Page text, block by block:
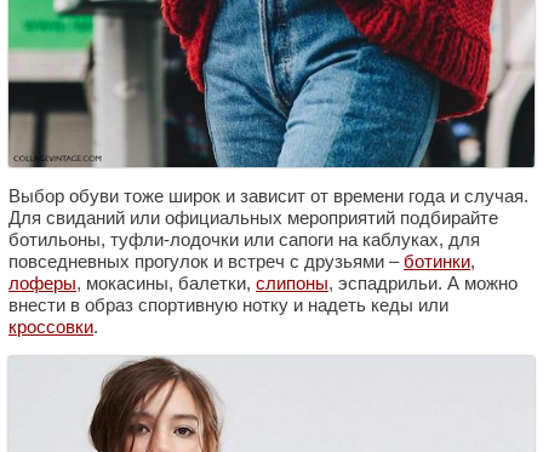
Выбор обуви тоже широк и зависит от времени года и случая.
Для свиданий или официальных мероприятий подбирайте
ботильоны, туфли-лодочки или сапоги на каблуках, для
повседневных прогулок и встреч с друзьями –ботинки,
лоферы, мокасины, балетки, слипоны, эспадрильи. А можно
внести в образ спортивную нотку и надеть кеды или
кроссовки.